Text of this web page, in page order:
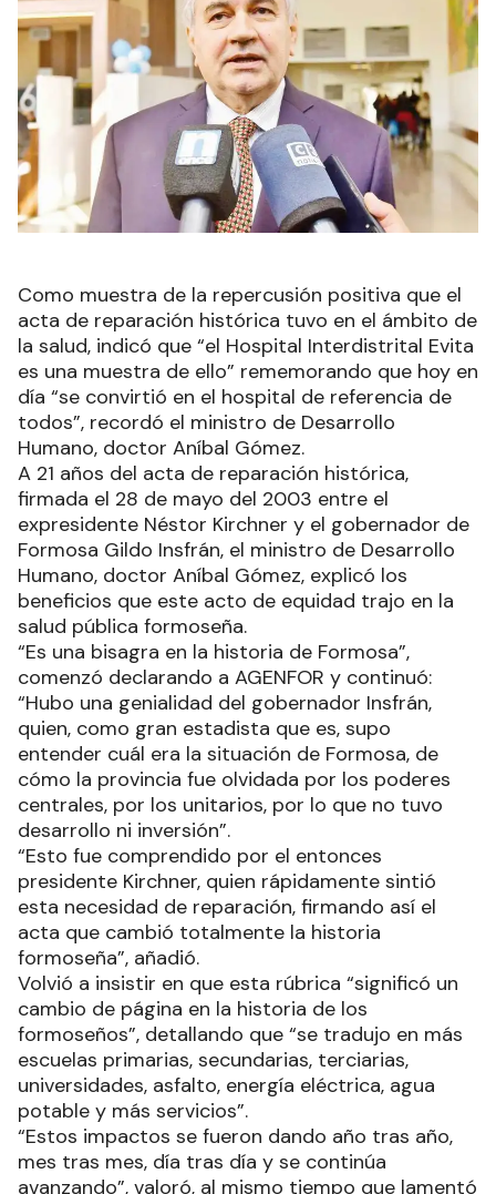
Como muestra de la repercusión positiva que el
acta de reparación histórica tuvo en el ámbito de
la salud, indicó que “el Hospital Interdistrital Evita
es una muestra de ello” rememorando que hoy en
día “se convirtió en el hospital de referencia de
todos”, recordó el ministro de Desarrollo
Humano, doctor Aníbal Gómez.
A 21 años del acta de reparación histórica,
firmada el 28 de mayo del 2003 entre el
expresidente Néstor Kirchner y el gobernador de
Formosa Gildo Insfrán, el ministro de Desarrollo
Humano, doctor Aníbal Gómez, explicó los
beneficios que este acto de equidad trajo en la
salud pública formoseña.
“Es una bisagra en la historia de Formosa”,
comenzó declarando a AGENFOR y continuó:
“Hubo una genialidad del gobernador Insfrán,
quien, como gran estadista que es, supo
entender cuál era la situación de Formosa, de
cómo la provincia fue olvidada por los poderes
centrales, por los unitarios, por lo que no tuvo
desarrollo ni inversión”.
“Esto fue comprendido por el entonces
presidente Kirchner, quien rápidamente sintió
esta necesidad de reparación, firmando así el
acta que cambió totalmente la historia
formoseña”, añadió.
Volvió a insistir en que esta rúbrica “significó un
cambio de página en la historia de los
formoseños”, detallando que “se tradujo en más
escuelas primarias, secundarias, terciarias,
universidades, asfalto, energía eléctrica, agua
potable y más servicios”.
“Estos impactos se fueron dando año tras año,
mes tras mes, día tras día y se continúa
avanzando”, valoró, al mismo tiempo que lamentó